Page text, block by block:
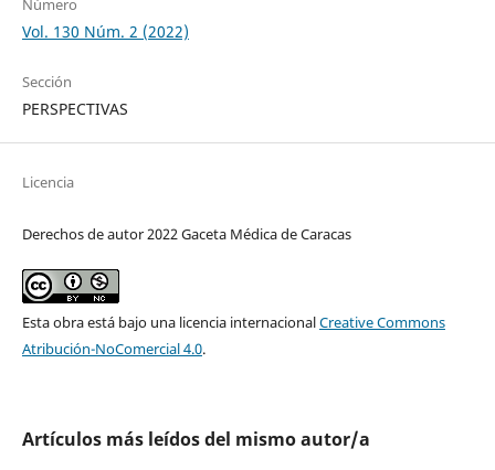
Número
Vol. 130 Núm. 2 (2022)
Sección
PERSPECTIVAS
Licencia
Derechos de autor 2022 Gaceta Médica de Caracas
Esta obra está bajo una licencia internacionalCreative Commons
Atribución-NoComercial 4.0.
Artículos más leídos del mismo autor/a